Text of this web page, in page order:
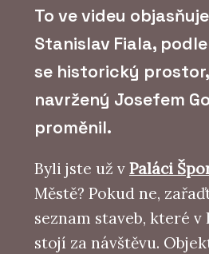
To ve videu
Stanislav Fiala,
se historický
navržený Josefem
proměnil.
Byli jste už v Paláci
Městě? Pokud ne,
seznam staveb, které
stojí za návštěvu.